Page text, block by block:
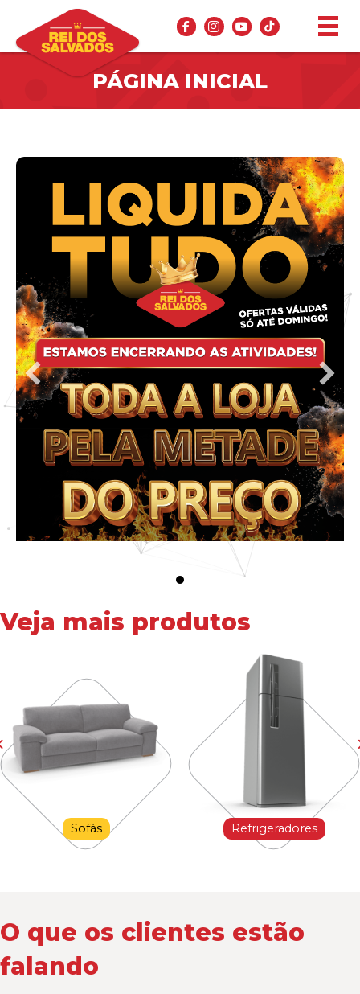
PÁGINA INICIAL
Veja mais produtos
Sofás Refrigeradores
O que os clientes estão
falando